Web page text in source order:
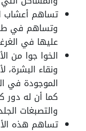
تساهم أعشاب
وتساهم في
عليها في
الخوا جوا من
ونقاء
الموجودة في
كما أن له دور
والتصبغات
تساهم هذه